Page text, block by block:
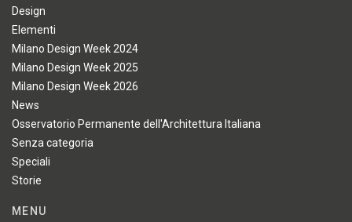
Design
Elementi
Milano Design Week 2024
Milano Design Week 2025
Milano Design Week 2026
News
Osservatorio Permanente dell'Architettura Italiana
Senza categoria
Speciali
Storie
MENU